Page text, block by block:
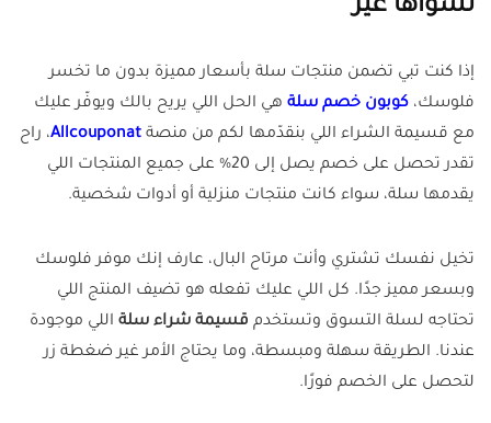
تسواها غير
إذا كنت تبي تضمن منتجات سلة بأسعار مميزة بدون ما تخسر
فلوسك، كوبون خصم سلة هي الحل اللي يريح بالك ويوفّر عليك
مع قسيمة الشراء اللي بنقدّمها لكم من منصة Allcouponat، راح
تقدر تحصل على خصم يصل إلى 20% على جميع المنتجات اللي
يقدمها سلة، سواء كانت منتجات منزلية أو أدوات شخصية.
تخيل نفسك تشتري وأنت مرتاح البال، عارف إنك موفر فلوسك
وبسعر مميز جدًا. كل اللي عليك تفعله هو تضيف المنتج اللي
تحتاجه لسلة التسوق وتستخدم قسيمة شراء سلة اللي موجودة
عندنا. الطريقة سهلة ومبسطة، وما يحتاج الأمر غير ضغطة زر
لتحصل على الخصم فورًا.